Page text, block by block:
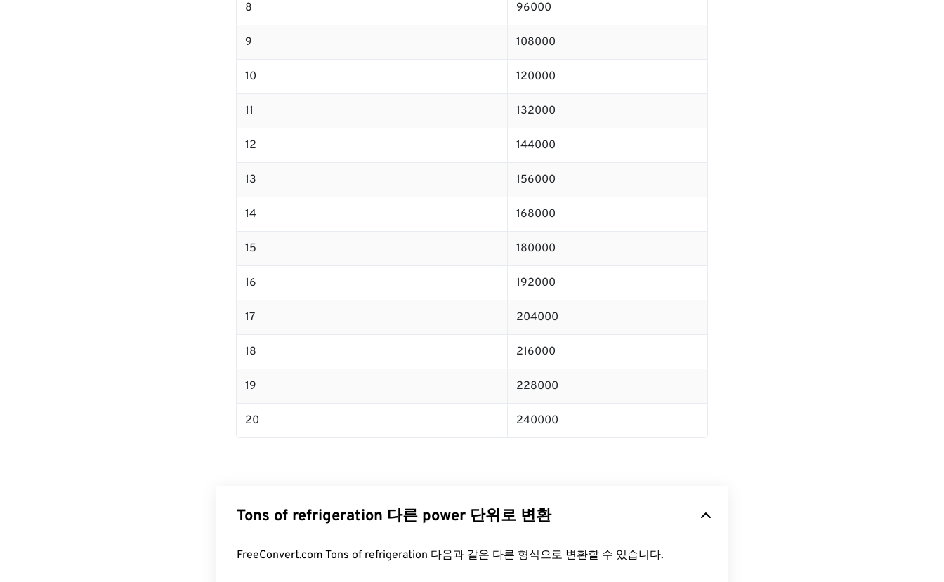
8 96000
9 108000
10 120000
11 132000
12 144000
13 156000
14 168000
15 180000
16 192000
17 204000
18 216000
19 228000
20 240000
Tons of refrigeration 다른 power 단위로 변환
FreeConvert.com Tons of refrigeration 다음과 같은 다른 형식으로 변환할 수 있습니다.